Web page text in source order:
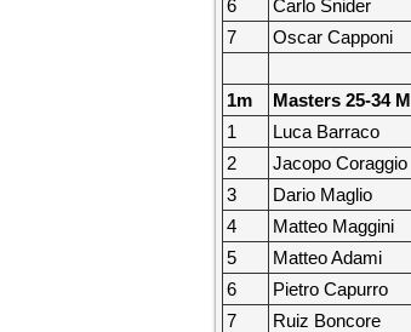
6
Carlo Snider
7
Oscar Capponi
1m
Masters 25-34 M
1
Luca Barraco
2
Jacopo Coraggio
3
Dario Maglio
4
Matteo Maggini
5
Matteo Adami
6
Pietro Capurro
7
Ruiz Boncore